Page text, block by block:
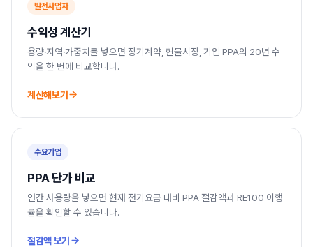
발전사업자
수익성 계산기
용량·지역·가중치를 넣으면 장기계약, 현물시장, 기업 PPA의 20년 수
익을 한 번에 비교합니다.
계산해보기
수요기업
PPA 단가 비교
연간 사용량을 넣으면 현재 전기요금 대비 PPA 절감액과 RE100 이행
률을 확인할 수 있습니다.
절감액 보기